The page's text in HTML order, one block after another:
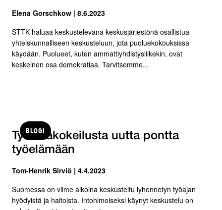
Elena Gorschkow | 8.6.2023
STTK haluaa keskustelevana keskusjärjestönä osallistua
yhteiskunnalliseen keskusteluun, jota puoluekokouksissa
käydään. Puolueet, kuten ammattiyhdistysliikekin, ovat
keskeinen osa demokratiaa. Tarvitsemme...
BLOGI
Työaikakokeilusta uutta pontta
työelämään
Tom-Henrik Sirviö | 4.4.2023
Suomessa on viime aikoina keskusteltu lyhennetyn työajan
hyödyistä ja haitoista. Intohimoiseksi käynyt keskustelu on